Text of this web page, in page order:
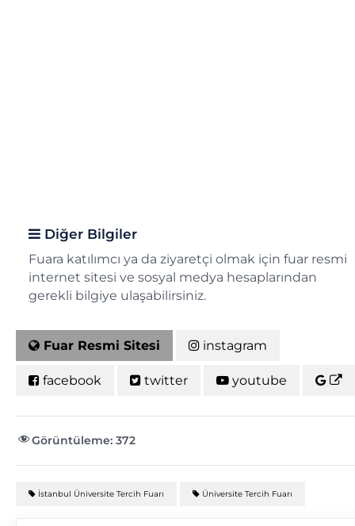
Diğer Bilgiler
Fuara katılımcı ya da ziyaretçi olmak için fuar resmi
internet sitesi ve sosyal medya hesaplarından
gerekli bilgiye ulaşabilirsiniz.
Fuar Resmi Sitesi instagram
facebook twitter youtube
Görüntüleme: 372
İstanbul Üniversite Tercih Fuarı Üniversite Tercih Fuarı